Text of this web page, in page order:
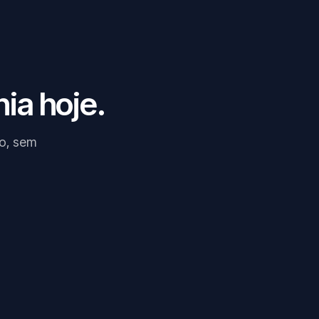
hoje.
sem